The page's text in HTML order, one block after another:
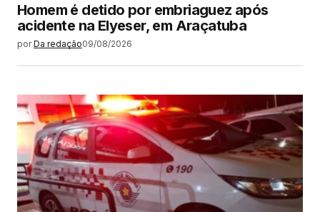
Homem é detido por embriaguez após
acidente na Elyeser, em Araçatuba
por Da redação09/08/2026